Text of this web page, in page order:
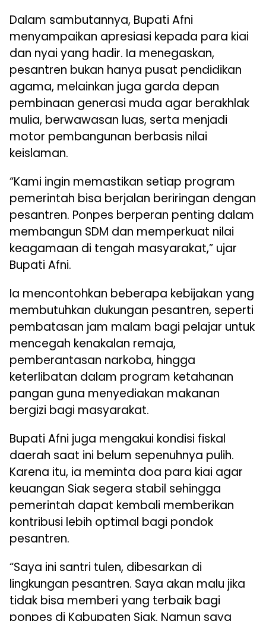
Dalam sambutannya, Bupati Afni
menyampaikan apresiasi kepada para kiai
dan nyai yang hadir. Ia menegaskan,
pesantren bukan hanya pusat pendidikan
agama, melainkan juga garda depan
pembinaan generasi muda agar berakhlak
mulia, berwawasan luas, serta menjadi
motor pembangunan berbasis nilai
keislaman.
“Kami ingin memastikan setiap program
pemerintah bisa berjalan beriringan dengan
pesantren. Ponpes berperan penting dalam
membangun SDM dan memperkuat nilai
keagamaan di tengah masyarakat,” ujar
Bupati Afni.
Ia mencontohkan beberapa kebijakan yang
membutuhkan dukungan pesantren, seperti
pembatasan jam malam bagi pelajar untuk
mencegah kenakalan remaja,
pemberantasan narkoba, hingga
keterlibatan dalam program ketahanan
pangan guna menyediakan makanan
bergizi bagi masyarakat.
Bupati Afni juga mengakui kondisi fiskal
daerah saat ini belum sepenuhnya pulih.
Karena itu, ia meminta doa para kiai agar
keuangan Siak segera stabil sehingga
pemerintah dapat kembali memberikan
kontribusi lebih optimal bagi pondok
pesantren.
“Saya ini santri tulen, dibesarkan di
lingkungan pesantren. Saya akan malu jika
tidak bisa memberi yang terbaik bagi
ponpes di Kabupaten Siak. Namun saya